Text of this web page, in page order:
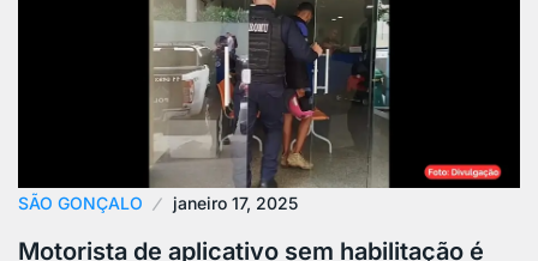
SÃO GONÇALO janeiro 17, 2025
Motorista de aplicativo sem habilitação é